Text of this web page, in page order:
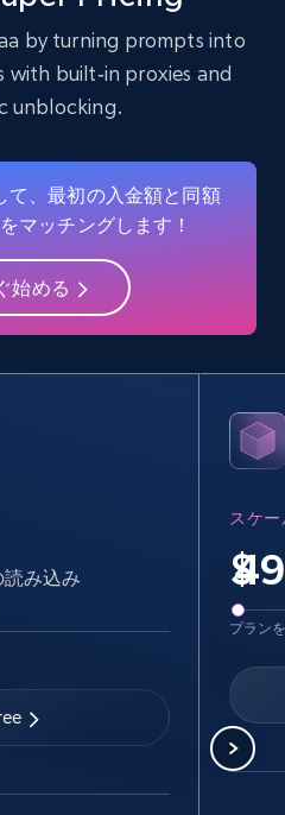
無料トライアル
Region, About,
and more.
無料トライアル
information -
and more.
無料トライアル
Company name,
Job summary, Job
by turning prompts into
with built‑in proxies and
unblocking.
て、最初の入金額と同額
マッチングします！
始める
み込み
スケー
$
プラン